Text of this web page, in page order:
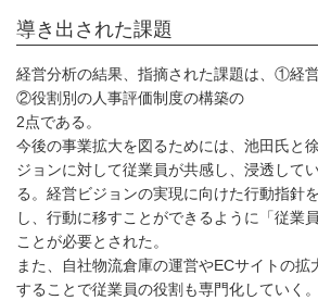
導き出された課題
経営分析の結果、指摘された課題は、①経営
②役割別の人事評価制度の構築の
2点である。
今後の事業拡大を図るためには、池田氏と
ジョンに対して従業員が共感し、浸透して
る。経営ビジョンの実現に向けた行動指針
し、行動に移すことができるように「従業
ことが必要とされた。
また、自社物流倉庫の運営やECサイトの拡
することで従業員の役割も専門化していく